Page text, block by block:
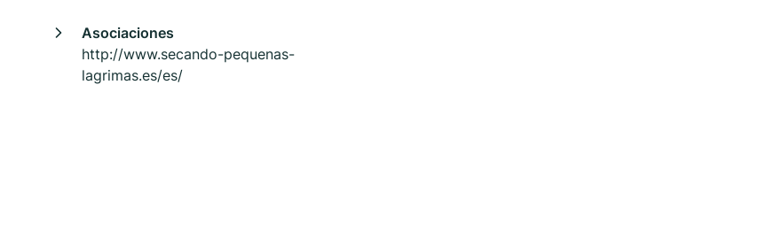
Asociaciones
http://www.secando-pequenas-
lagrimas.es/es/